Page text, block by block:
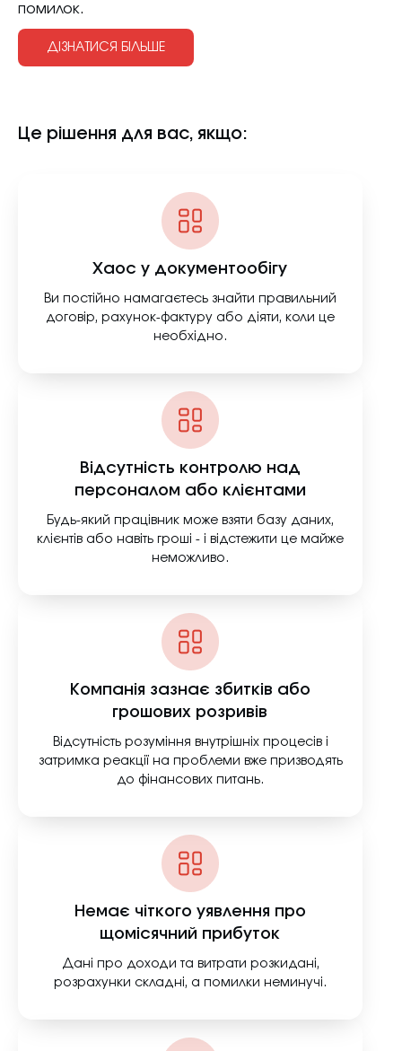
помилок.
ДІЗНАТИСЯ БІЛЬШЕ
Це рішення для вас, якщо:
Хаос у документообігу
Ви постійно намагаєтесь знайти правильний
договір, рахунок-фактуру або діяти, коли це
необхідно.
Відсутність контролю над
персоналом або клієнтами
Будь-який працівник може взяти базу даних,
клієнтів або навіть гроші - і відстежити це майже
неможливо.
Компанія зазнає збитків або
грошових розривів
Відсутність розуміння внутрішніх процесів і
затримка реакції на проблеми вже призводять
до фінансових питань.
Немає чіткого уявлення про
щомісячний прибуток
Дані про доходи та витрати розкидані,
розрахунки складні, а помилки неминучі.